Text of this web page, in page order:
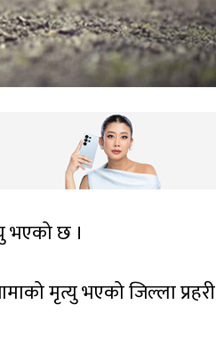
भएको छ ।
मृत्यु भएको जिल्ला प्रहरी